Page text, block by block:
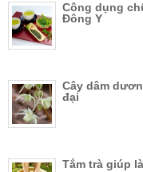
Công dụng
Đông Y
Cây dâm
đại
Tắm trà giúp